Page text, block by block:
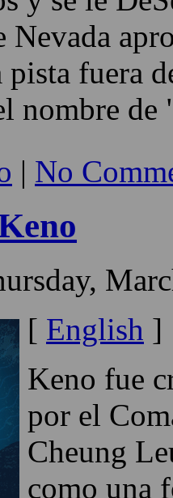
Nevada
fuera
nombre
| No
[ English ]
Keno fue
por el
Cheung
como una